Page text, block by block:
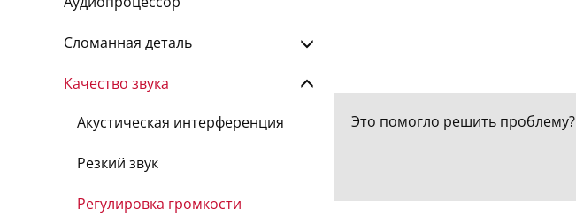
Это помогло решить проблему?
Сломанная деталь
Качество звука
Акустическая интерференция
Резкий звук
Регулировка громкости